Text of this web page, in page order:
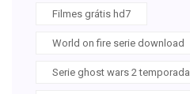
Filmes grátis hd7
World on fire serie download
Serie ghost wars 2 temporada